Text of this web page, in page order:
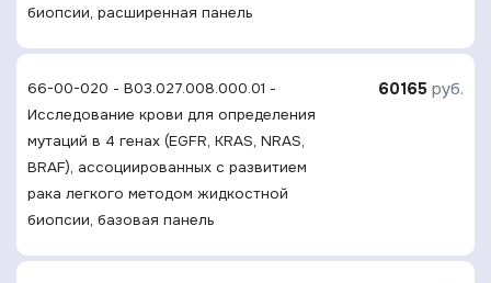
биопсии, расширенная панель
66-00-020 - B03.027.008.000.01 -
Исследование крови для определения
мутаций в 4 генах (EGFR, KRAS, NRAS,
BRAF), ассоциированных с развитием
рака легкого методом жидкостной
биопсии, базовая панель
60165 руб.